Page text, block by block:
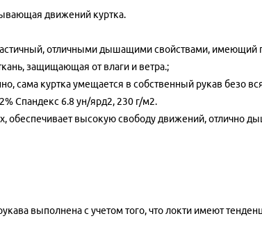
движений куртка.
отличными дышащими свойствами,
защищающая от влаги и ветра.;
сама куртка умещается в собственный рукав безо
Спандекс 6.8 ун/ярд2, 230 г/м2.
обеспечивает высокую свободу движений, отлично
выполнена с учетом того, что локти имеют